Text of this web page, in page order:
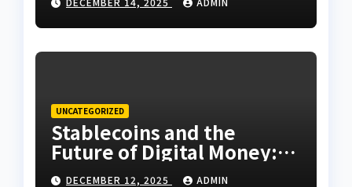
UNCATEGORIZED
Stablecoins and the
Future of Digital Money:
What You Need to Know
DECEMBER 12, 2025 ADMIN